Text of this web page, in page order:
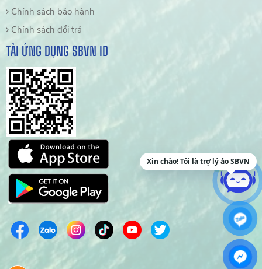
Chính sách bảo hành
Chính sách đổi trả
TẢI ỨNG DỤNG SBVN ID
Xin chào! Tôi là trợ lý ảo SBVN